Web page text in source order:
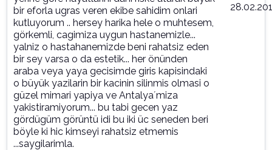
bir eforla ugras veren ekibe sahidim onlari
kutluyorum .. hersey harika hele o muhtesem,
görkemli, cagimiza uygun hastanemizle...
yalniz o hastahanemizde beni rahatsiz eden
bir sey varsa o da estetik... her önünden
araba veya yaya gecisimde giris kapisindaki
o büyük yazilarin bir kacinin silinmis olmasi o
güzel mimari yapiya ve Antalya´miza
yakistiramiyorum... bu tabi gecen yaz
gördügüm görüntü idi bu iki üc seneden beri
böyle ki hic kimseyi rahatsiz etmemis
...saygilarimla.